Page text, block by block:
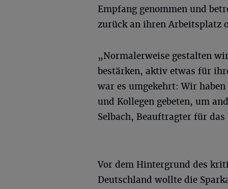
Empfang genommen und
zurück an ihren Arbeitsplatz
„Normalerweise gestalten
bestärken, aktiv etwas für
war es umgekehrt: Wir
und Kollegen gebeten, um
Selbach, Beauftragter für
Vor dem Hintergrund des
Deutschland wollte die